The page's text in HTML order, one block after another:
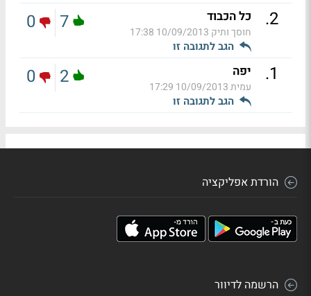
2
. כל הכבוד
חוסך ותיק 10/09/2013 17:38
הגב לתגובה זו
7
0
1
. יפה
עמית10/09/2013 17:29
הגב לתגובה זו
2
0
הורדת אפליקציה
הרשמה לדיוור